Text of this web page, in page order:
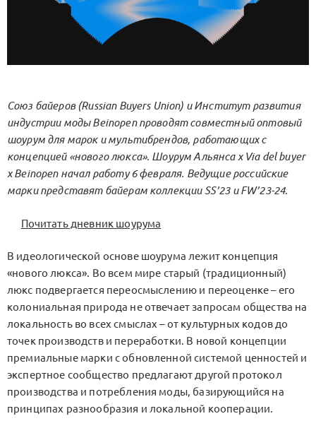
Союз байеров (Russian Buyers Union) и Институт развития
индустрии моды Beinopen проводят совместный оптовый
шоурум для марок и мультибрендов, работающих с
концепцией «нового люкса». Шоурум Альянса х Via del buyer
x Beinopen начал работу 6 февраля. Ведущие российские
марки представят байерам коллекции SS’23 и FW’23-24.
Почитать дневник шоурума
В идеологической основе шоурума лежит концепция
«нового люкса». Во всем мире старый (традиционный)
люкс подвергается переосмыслению и переоценке – его
колониальная природа не отвечает запросам общества на
локальность во всех смыслах – от культурных кодов до
точек производств и переработки. В новой концепции
премиальные марки с обновленной системой ценностей и
экспертное сообщество предлагают другой протокол
производства и потребления моды, базирующийся на
принципах разнообразия и локальной кооперации.